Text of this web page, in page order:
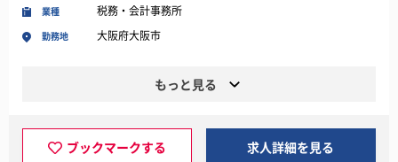
業種 税務・会計事務所
勤務地 大阪府大阪市
もっと見る
ブックマークする 求人詳細を見る